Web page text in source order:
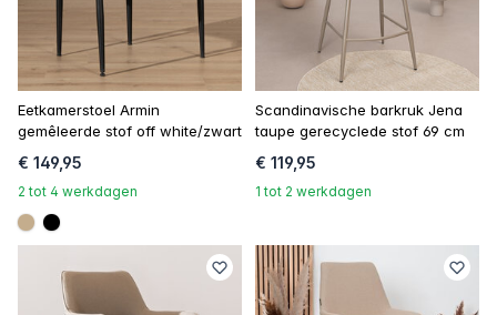
Eetkamerstoel Armin
gemêleerde stof off white/zwart
€ 149,95
2 tot 4 werkdagen
#c4ad8d
#000000
Scandinavische barkruk Jena
taupe gerecyclede stof 69 cm
€ 119,95
1 tot 2 werkdagen